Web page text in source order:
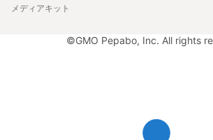
メディアキット
©GMO Pepabo, Inc. All rights